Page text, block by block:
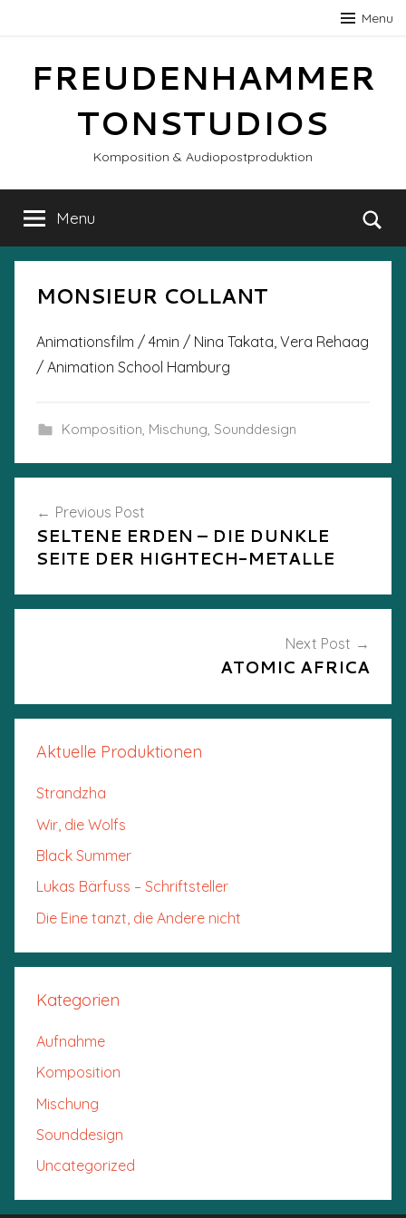
content
Menu
FREUDENHAMMER
TONSTUDIOS
Komposition & Audiopostproduktion
Menu
MONSIEUR COLLANT
Animationsfilm / 4min / Nina Takata, Vera Rehaag
/ Animation School Hamburg
Komposition Mischung Sounddesign
Post
navigation
Previous Post
SELTENE ERDEN – DIE DUNKLE
SEITE DER HIGHTECH-METALLE
Next Post
ATOMIC AFRICA
Aktuelle Produktionen
Strandzha
Wir, die Wolfs
Black Summer
Lukas Bärfuss – Schriftsteller
Die Eine tanzt, die Andere nicht
Kategorien
Aufnahme
Komposition
Mischung
Sounddesign
Uncategorized